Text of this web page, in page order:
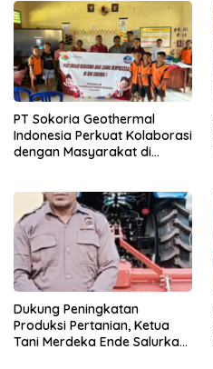
PT Sokoria Geothermal
Indonesia Perkuat Kolaborasi
dengan Masyarakat di
Dukung Peningkatan
Produksi Pertanian, Ketua
Tani Merdeka Ende Salurkan